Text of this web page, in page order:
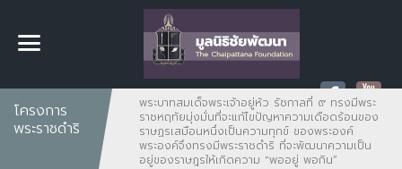
โครงการ
พระราชดำริ
พระบาทสมเด็จพระเจ้าอยู่หัว รัชกาลที่ ๙ ทรงมีพระ
ราชหฤทัยมุ่งมั่นที่จะแก้ไขปัญหาความเดือดร้อนของ
ราษฏรเสมือนหนึ่งเป็นความทุกข์ ของพระองค์
พระองค์จึงทรงมีพระราชดำริ ที่จะพัฒนาความเป็น
อยู่ของราษฎรให้เกิดความ "พออยู่ พอกิน”